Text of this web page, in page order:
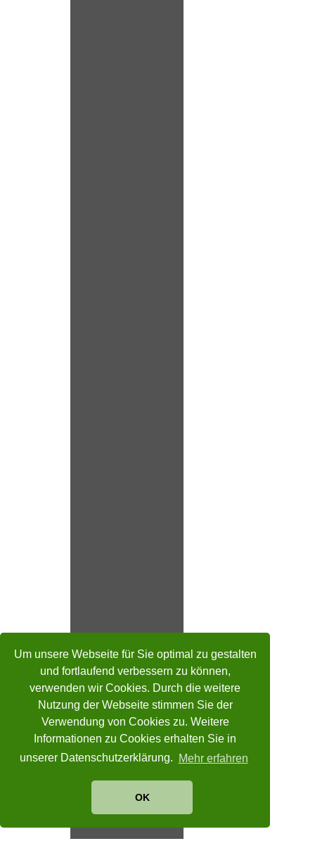
Um unsere Webseite für Sie optimal zu gestalten
und fortlaufend verbessern zu können,
verwenden wir Cookies. Durch die weitere
Nutzung der Webseite stimmen Sie der
Verwendung von Cookies zu. Weitere
Informationen zu Cookies erhalten Sie in
unserer Datenschutzerklärung.
Mehr erfahren
OK